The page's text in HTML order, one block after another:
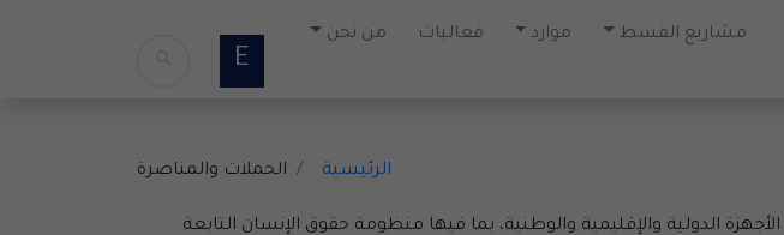
مشاريع القسط موارد فعاليات من نحن
E
الرئيسية الحملات والمناصرة
الدولية والإقليمية والوطنية، بما فيها منظومة حقوق الإنسان التابعة